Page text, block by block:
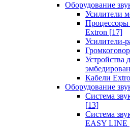
Оборудование
Усилители
Процессоры
Extron [17]
Усилители-
Устройства
Кабели
Оборудование
Система
[13]
Система
EASY LINE